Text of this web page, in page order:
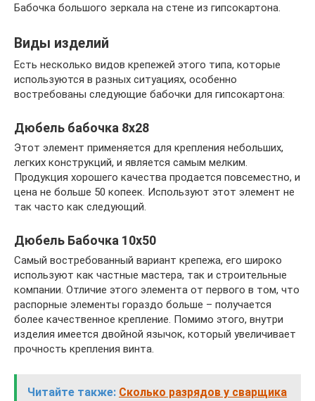
Бабочка большого зеркала на стене из гипсокартона.
Виды изделий
Есть несколько видов крепежей этого типа, которые
используются в разных ситуациях, особенно
востребованы следующие бабочки для гипсокартона:
Дюбель бабочка 8х28
Этот элемент применяется для крепления небольших,
легких конструкций, и является самым мелким.
Продукция хорошего качества продается повсеместно, и
цена не больше 50 копеек. Используют этот элемент не
так часто как следующий.
Дюбель Бабочка 10х50
Самый востребованный вариант крепежа, его широко
используют как частные мастера, так и строительные
компании. Отличие этого элемента от первого в том, что
распорные элементы гораздо больше – получается
более качественное крепление. Помимо этого, внутри
изделия имеется двойной язычок, который увеличивает
прочность крепления винта.
Читайте также: Сколько разрядов у сварщика